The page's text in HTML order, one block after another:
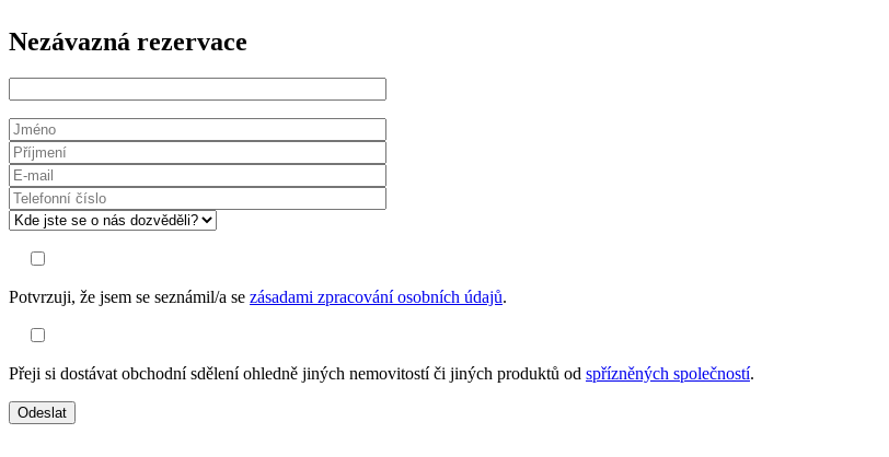
Nezávazná rezervace
Potvrzuji, že jsem se seznámil/a se zásadami zpracování osobních údajů.
Přeji si dostávat obchodní sdělení ohledně jiných nemovitostí či jiných produktů od spřízněných společností.